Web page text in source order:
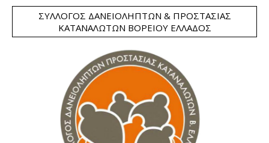
ΣΎΛΛΟΓΟΣ ΔΑΝΕΙΟΛΗΠΤΏΝ & ΠΡΟΣΤΑΣΊΑΣ
ΚΑΤΑΝΑΛΩΤΏΝ ΒΟΡΕΊΟΥ ΕΛΛΆΔΟΣ